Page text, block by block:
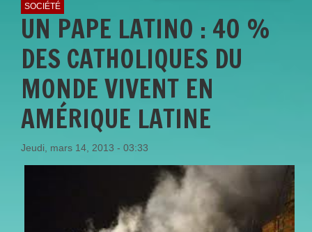
SOCIÉTÉ
UN PAPE LATINO : 40 %
DES CATHOLIQUES DU
MONDE VIVENT EN
AMÉRIQUE LATINE
Jeudi, mars 14, 2013 - 03:33